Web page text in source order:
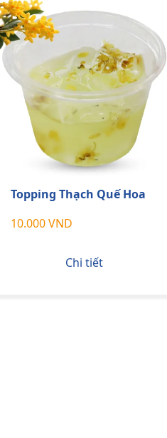
Topping Thạch Quế Hoa
10.000 VND
Chi tiết